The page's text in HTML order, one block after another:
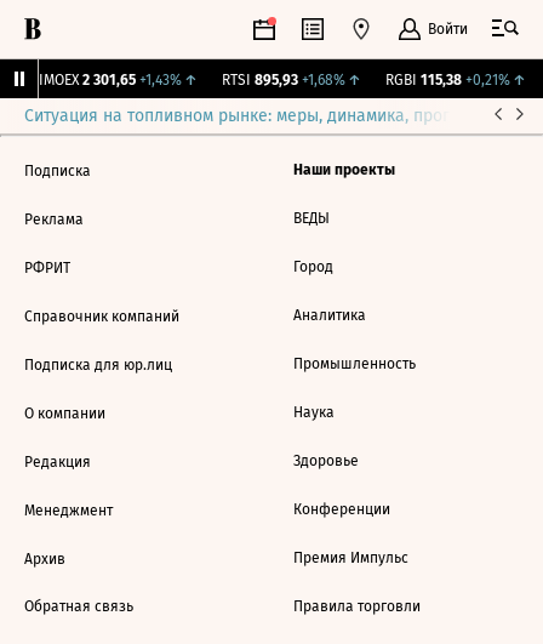
Войти
IMOEX 2 301,65 +1,43%↑ RTSI 895,93 +1,68%↑ RGBI 115,38 +0,21%↑
Ситуация на топливном рынке: меры, динамика, прогнозы
Подписка
Реклама
РФРИТ
Справочник компаний
Подписка для юр.лиц
О компании
Редакция
Менеджмент
Архив
Обратная связь
Наши проекты
ВЕДЫ
Город
Аналитика
Промышленность
Наука
Здоровье
Конференции
Премия Импульс
Правила торговли